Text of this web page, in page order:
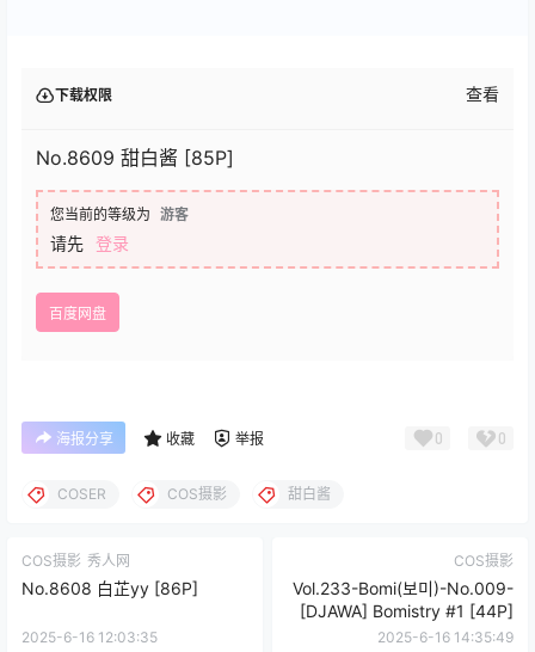
下载权限 查看
No.8609 甜白酱 [85P]
您当前的等级为 游客
请先 登录
百度网盘
海报分享 收藏 举报 0 0
COSER COS摄影 甜白酱
COS摄影 秀人网
No.8608 白芷yy [86P]
2025-6-16 12:03:35
COS摄影
Vol.233-Bomi(보미)-No.009-
[DJAWA] Bomistry #1 [44P]
2025-6-16 14:35:49